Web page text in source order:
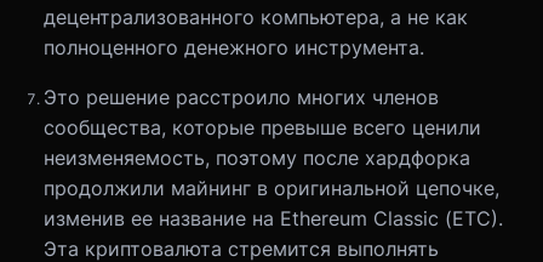
децентрализованного компьютера, а не как
полноценного денежного инструмента.
Это решение расстроило многих членов
сообщества, которые превыше всего ценили
неизменяемость, поэтому после хардфорка
продолжили майнинг в оригинальной цепочке,
изменив ее название на Ethereum Classic (ETC).
Эта криптовалюта стремится выполнять